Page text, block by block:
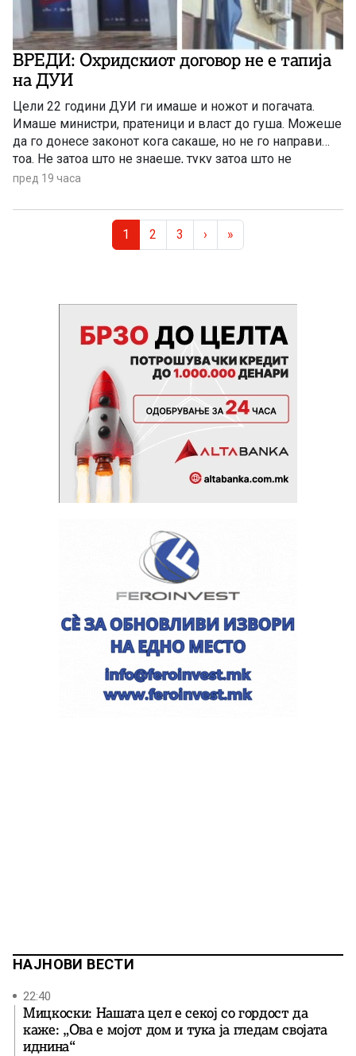
ВРЕДИ: Охридскиот договор не е тапија
на ДУИ
Цели 22 години ДУИ ги имаше и ножот и погачата.
Имаше министри, пратеници и власт до гуша. Можеше
да го донесе законот кога сакаше, но не го направи
тоа. Не затоа што не знаеше, туку затоа што не
сакаше“,реагира ВРЕДИ
пред 19 часа
Current Page
1 Page
2 Page
3 › »
НАЈНОВИ ВЕСТИ
22:40
Мицкоски: Нашата цел е секој со гордост да
каже: „Ова е мојот дом и тука ја гледам својата
иднина“